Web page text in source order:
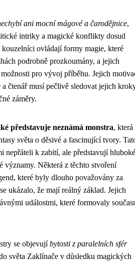
ani mocní mágové a čarodějnice,
intriky a magické konflikty dosud
kouzelníci ovládají formy magie, které
podrobně prozkoumány, a jejich
pro vývoj příběhu. Jejich
a čtenář musí pečlivě sledovat jejich
záměry.
představuje neznámá monstra, která
světa o děsivé a fascinující tvory.
nepřáteli k zabití, ale představují hluboké
významy. Některá z těchto stvoření
které byly dlouho považovány za
ukázalo, že mají reálný základ. Jejich
událostmi, které formovaly
se objevujíbytosti z paralelních sfér
světa Zaklínače v důsledku magických